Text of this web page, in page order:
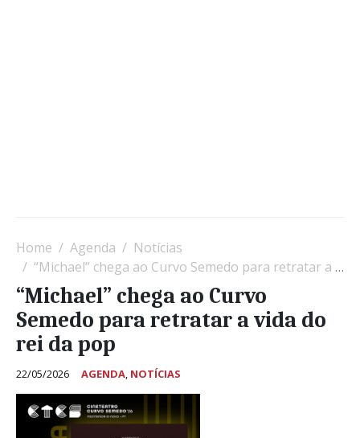
Home Agenda
Notícias
“Michael” chega ao Curvo Semedo para retratar a vida do rei da pop
“Michael” chega ao Curvo
Semedo para retratar a vida do
rei da pop
22/05/2026 AGENDA, NOTÍCIAS